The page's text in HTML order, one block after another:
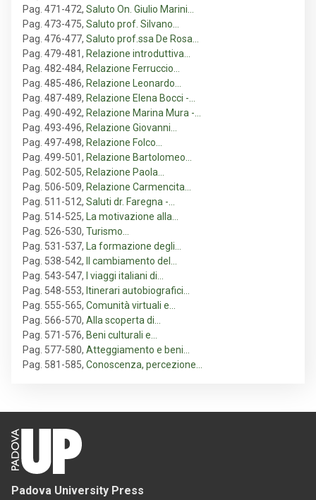
Pag. 471-472, Saluto On. Giulio Marini…
Pag. 473-475, Saluto prof. Silvano…
Pag. 476-477, Saluto prof.ssa De Rosa…
Pag. 479-481, Relazione introduttiva…
Pag. 482-484, Relazione Ferruccio…
Pag. 485-486, Relazione Leonardo…
Pag. 487-489, Relazione Elena Bocci -…
Pag. 490-492, Relazione Marina Mura -…
Pag. 493-496, Relazione Giovanni…
Pag. 497-498, Relazione Folco…
Pag. 499-501, Relazione Bartolomeo…
Pag. 502-505, Relazione Paola…
Pag. 506-509, Relazione Carmencita…
Pag. 511-512, Saluti dr. Faregna -…
Pag. 514-525,
La motivazione alla…
Pag. 526-530, Turismo…
Pag. 531-537,
La formazione degli…
Pag. 538-542,
Il cambiamento del…
Pag. 543-547,
I viaggi italiani di…
Pag. 548-553, Itinerari autobiografici…
Pag. 555-565, Comunità virtuali e…
Pag. 566-570, Alla scoperta di…
Pag. 571-576, Beni culturali e…
Pag. 577-580, Atteggiamento e beni…
Pag. 581-585, Conoscenza, percezione…
Padova University Press